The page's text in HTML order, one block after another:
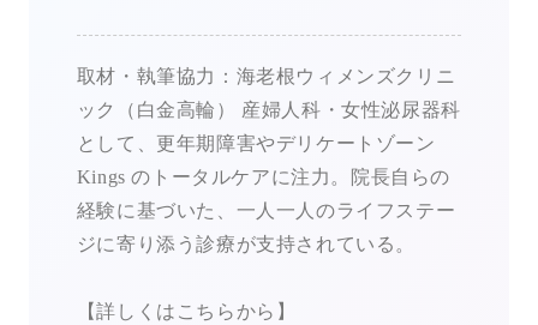
取材・執筆協力：海老根ウィメンズクリニ
ック（白金高輪） 産婦人科・女性泌尿器科
として、更年期障害やデリケートゾーン
Kings のトータルケアに注力。院長自らの
経験に基づいた、一人一人のライフステー
ジに寄り添う診療が支持されている。
【詳しくはこちらから】